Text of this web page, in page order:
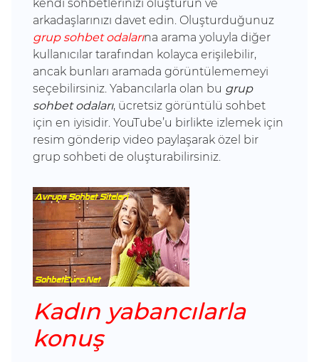
kendi sohbetlerinizi oluşturun ve
arkadaşlarınızı davet edin. Oluşturduğunuz
grup sohbet odalarına arama yoluyla diğer
kullanıcılar tarafından kolayca erişilebilir,
ancak bunları aramada görüntülememeyi
seçebilirsiniz. Yabancılarla olan bu grup
sohbet odaları, ücretsiz görüntülü sohbet
için en iyisidir. YouTube’u birlikte izlemek için
resim gönderip video paylaşarak özel bir
grup sohbeti de oluşturabilirsiniz.
Kadın yabancılarla
konuş